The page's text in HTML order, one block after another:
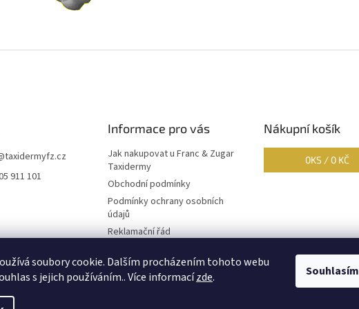
soubory cookie. Dalším procházením tohoto webu
s jejich používáním.. Více informacízde. Souhlasím
taxidermyfz.cz
911 101
Informace pro vás
Jak nakupovat u Franc & Zugar
Taxidermy
Obchodní podmínky
Podmínky ochrany osobních
údajů
Reklamační řád
smlouvy
Nákupní košík
0KS / 0 KČ